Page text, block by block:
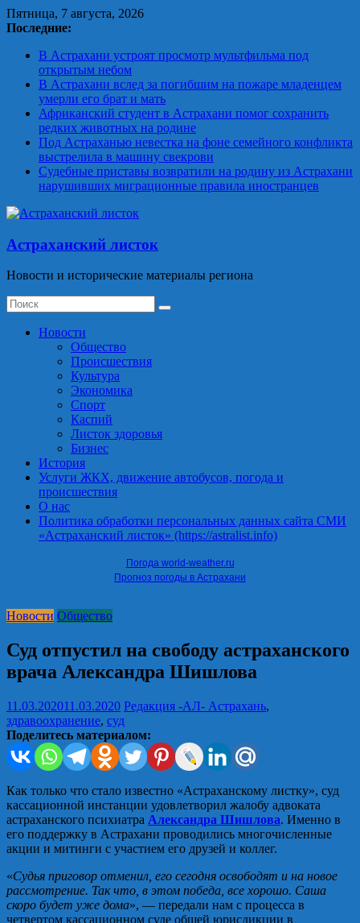
Skip
to
Пятница, 7 августа, 2026
Последние:
В Астрахани устроят просмотр мультфильма под
открытым небом
В Астрахани вслед за погибшим на пожаре младенцем
умерли его брат и мать
Африканский студент в Астрахани помог сохранить
редких животных на родине
Под Астраханью невестка на фоне семейного конфликта
выстрелила в машину свекрови
Судебные приставы возвратили на родину из Астрахани
нарушивших миграционные правила иностранцев
Астраханский листок
Новости и исторические материалы региона
Новости
Общество
Происшествия
Культура
Экономика
Спорт
Каспий
Листок здоровья
Бизнес
История
Услуги ЖКХ, движение автобусов, погода и
происшествия
О нас
Политика обработки персональных данных сайта СМИ
«Астраханский листок» (https://astralist.info)
Погода world-weather.ru
Прогноз погоды в Астрахани
Новости Общество
Суд отпустил на свободу астраханского
врача Александра Шишлова
11.03.202011.03.2020 Редакция -АЛ- Астрахань,
здравоохранение, суд
Поделитесь материалом:
Как только что стало известно «Астраханскому листку», суд
кассационной инстанции удовлетворил жалобу адвоката
астраханского психиатра Александра Шишлова. Именно в
его поддержку в Астрахани проводились многочисленные
акции и митинги с участием его друзей и коллег.
«Судья приговор отменил, его сегодня освободят и на новое
рассмотрение. Так что, в этом победа, все хорошо. Саша
скоро будет уже дома», — передали нам с процесса в
четвертом кассационном суде общей юрисдикции в